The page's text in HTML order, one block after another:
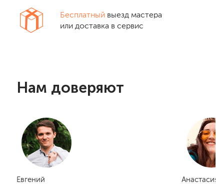
Бесплатный выезд мастера
или доставка в сервис
Нам доверяют
Евгений
Анастасия